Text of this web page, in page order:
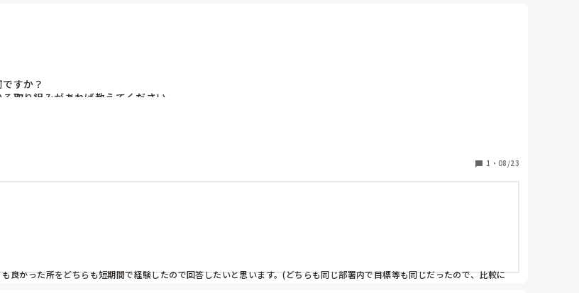
すか？
取り組みがあれば教えてください。
1 ・ 08/23
良かった所をどちらも短期間で経験したので回答したいと思います。(どちらも同じ部署内で目標等も同じだったので、比較に